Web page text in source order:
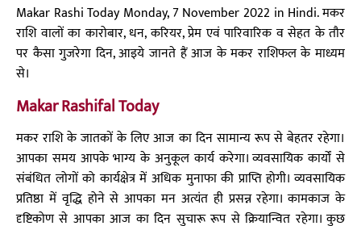
Makar Rashi Today Monday, 7 November 2022 in Hindi. मकर
राशि वालों का कारोबार, धन, करियर, प्रेम एवं पारिवारिक व सेहत के तौर
पर कैसा गुजरेगा दिन, आइये जानते हैं आज के मकर राशिफल के माध्यम
से।
Makar Rashifal Today
मकर राशि के जातकों के लिए आज का दिन सामान्य रूप से बेहतर रहेगा।
आपका समय आपके भाग्य के अनुकूल कार्य करेगा। व्यवसायिक कार्यों से
संबंधित लोगों को कार्यक्षेत्र में अधिक मुनाफा की प्राप्ति होगी। व्यवसायिक
प्रतिष्ठा में वृद्धि होने से आपका मन अत्यंत ही प्रसन्न रहेगा। कामकाज के
दृष्टिकोण से आपका आज का दिन सुचारू रूप से क्रियान्वित रहेगा। कुछ